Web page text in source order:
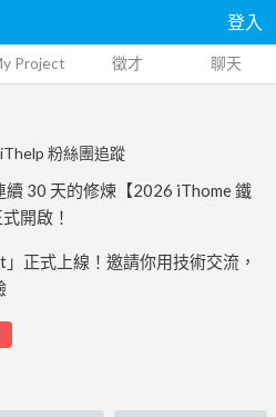
登入
Project 徵才 聊天
粉絲團追蹤
30 天的修煉【2026 iThome 鐵
開啟！
正式上線！邀請你用技術交流，